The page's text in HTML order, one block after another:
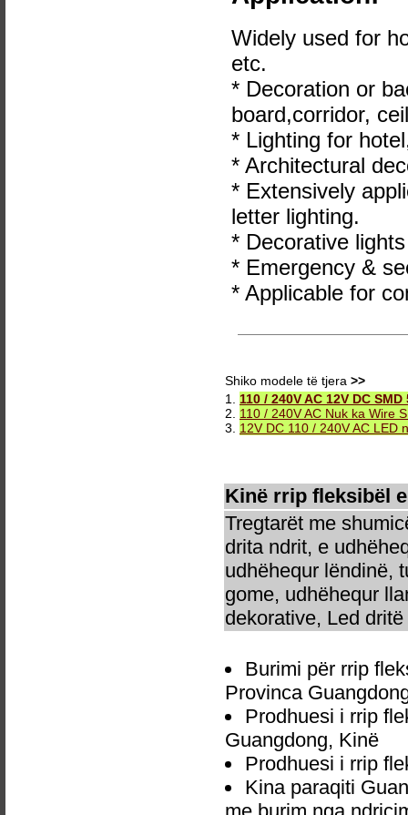
Widely used for
etc.
* Decoration or
board,corridor,
* Lighting for
* Architectural
* Extensively
letter lighting.
* Decorative
* Emergency &
* Applicable for
Shiko modele të tjera >>
1. 110 / 240V AC 12V DC
2. 110 / 240V AC Nuk ka Wire
3. 12V DC 110 / 240V AC LED
Kinë rrip fleksibël
Tregtarët me
drita ndrit, e
udhëhequr lëndinë,
gome, udhëhequr
dekorative, Led
Burimi për rrip
Provinca
Prodhuesi i rrip
Guangdong, Kinë
Prodhuesi i rrip
Kina paraqiti